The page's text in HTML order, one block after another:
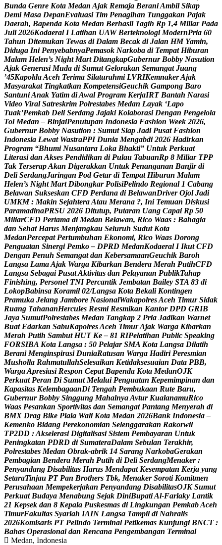
Bunda Genre Kota Medan Ajak Remaja BeraniAmbil Sikap
Demi Masa DepanEvaluasi Tim Penagihan Tunggakan Pajak
Daerah, Bapenda Kota Medan Berhasil Tagih Rp 1,4 Miliar Pada
Juli 2026Kodaeral I Latihan UAW Berteknologi ModernPria 60
Tahun Ditemukan Tewas di Dalam Becak di Jalan HM Yamin,
Diduga Ini PenyebabnyaPemasok Narkoba di Tempat Hiburan
Malam Helen’s Night Mart DitangkapGubernur Bobby Nasution
Ajak Generasi Muda di Sumut Gelorakan Semangat Juang
’45KapoldaAceh Terima Silaturahmi LVRIKemnakerAjak
Masyarakat Tingkatkan KompetensiGeuchik Gampong Baro
SantuniAnak Yatim diAwal Program KerjaIRT Bantah Narasi
Video Viral Satreskrim Polrestabes Medan Layak ‘Lapo
Tuak’Pemkab Deli Serdang Jajaki Kolaborasi Dengan Pengelola
Tol Medan – BinjaiPenutupan Indonesia Fashion Week 2026,
Gubernur Bobby Nasution : Sumut Siap Jadi Pusat Fashion
Indonesia Lewat WastraPPI Dunia Mengabdi 2026 Hadirkan
Program “Bhumi Nusantara Loka Bhakti” Untuk Perkuat
Literasi dan Akses Pendidikan di Pulau TabuanRp 8 Miliar TPP
Tak TerserapAkan Digerakkan Untuk Penanganan Banjir di
Deli SerdangJaringan Pod Getar di Tempat Hiburan Malam
Helen’s Night Mart Dibongkar PolisiPelindo Regional 1 Cabang
Belawan Sukseskan CFD Perdana di BelawanDriver Ojol Jadi
UMKM : Makin SejahteraAtau Merana ?, Ini Temuan Diskusi
ParamadinaPRSU 2026 Ditutup, Putaran Uang Capai Rp 50
MiliarCFD Pertama di Medan Belawan, Rico Waas : Bahagia
dan Sehat Harus Menjangkau Seluruh Sudut Kota
MedanPercepat Pertumbuhan Ekonomi, Rico Waas Dorong
Penguatan Sinergi Pemko – DPRD MedanKodaeral I Ikut CFD
Dengan Penuh Semangat dan KebersamaanGeuchik Baroh
Langsa LamaAjak Warga Kibarkan Bendera Merah PutihCFD
Langsa Sebagai PusatAktivitas dan Pelayanan PublikTahap
Finishing, Personel TNI Percantik Jembatan Bailey STA 83 di
LokopBabinsa Koramil 02/Langsa Kota Bekali Kontingen
Pramuka Jelang Jambore NasionalWakapolresAceh Timur Sidak
Ruang TahananHercules Resmi Resmikan Kantor DPD GRIB
Jaya SumutPolrestabes Medan Tangkap 2 Pria Jadikan Warnet
Buat Edarkan SabuKapolresAceh TimurAjak Warga Kibarkan
Merah Putih Sambut HUT Ke – 81 RIPelatihan Public Speaking
FORSIBA Kota Langsa : 50 Pelajar SMA Kota Langsa Dilatih
Berani Menginspirasi DuniaRatusan Warga Hadiri Peresmian
Musholla RahmatullahSelesaikan Ketidaksesuaian Data PBB,
WargaApresiasi Respon Cepat Bapenda Kota MedanOJK
Perkuat Peran Di Sumut Melalui Penguatan Kepemimpinan dan
Kapasitas KelembagaanDi Tengah Pembukaan Rute Baru,
Gubernur Bobby Singgung MahalnyaAvtur KualanamuRico
Waas Pesankan Sportivitas dan Semangat Pantang Menyerah di
BMX Drag Bike Piala Wali Kota Medan 2026Bank Indonesia –
Kemenko Bidang Perekonomian Selenggarakan Rakorwil
TP2DD :Akselerasi Digitalisasi Sistem Pembayaran Untuk
Peningkatan PDRD di SumateraDalam Sebulan Terakhir,
Polrestabes Medan Obrak-abrik 14 Sarang NarkobaGerakan
Pembagian Bendera Merah Putih di Deli SerdangMenaker :
Penyandang Disabilitas Harus Mendapat Kesempatan Kerja yang
SetaraTinjau PT Pan Brothers Tbk, Menaker Soroti Komitmen
Perusahaan Mempekerjakan Penyandang DisabilitasOJK Sumut
Perkuat Budaya Menabung Sejak DiniBupatiAl-Farlaky Lantik
21 Kepsek dan 8 Kepala Puskesmas di Lingkungan PemkabAceh
TimurFakultas Syariah IAIN Langsa Tampil di Nahralis
2026Komisaris PT Pelindo Terminal Petikemas Kunjungi BNCT :
Bahas Operasional dan Rencana Pengembangan Terminal
Medan, Indonesia